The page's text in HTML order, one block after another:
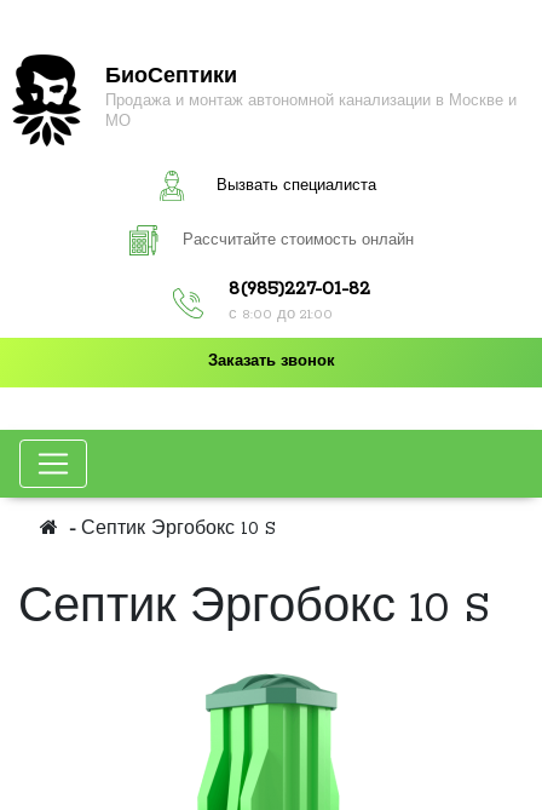
БиоСептики
Продажа и монтаж автономной канализации в Москве и
МО
Вызвать специалиста
Рассчитайте стоимость онлайн
8(985)227-01-82
с 8:00 до 21:00
Заказать звонок
Септик Эргобокс 10 S
Септик Эргобокс 10 S